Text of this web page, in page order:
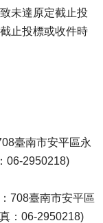
未達原定截止投
止投標或收件時
臺南市安平區永
06-2950218)
708臺南市安平區
：06-2950218)